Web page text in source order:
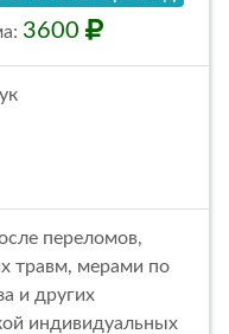
: 3600
переломов,
травм, мерами по
и других
индивидуальных